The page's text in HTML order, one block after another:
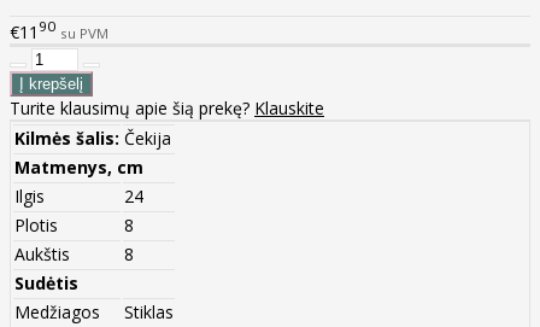
€11 90 su PVM
Turite klausimų apie šią prekę? Klauskite
Kilmės šalis: Čekija
Matmenys, cm
Ilgis
24
Plotis
8
Aukštis
8
Sudėtis
Medžiagos
Stiklas